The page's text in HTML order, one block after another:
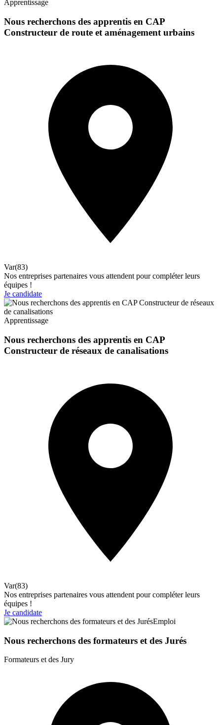
Apprentissage
Nous recherchons des apprentis en CAP
Constructeur de route et aménagement urbains
Var(83)
Nos entreprises partenaires vous attendent pour compléter leurs
équipes !
Je candidate
Apprentissage
Nous recherchons des apprentis en CAP
Constructeur de réseaux de canalisations
Var(83)
Nos entreprises partenaires vous attendent pour compléter leurs
équipes !
Je candidate
Emploi
Nous recherchons des formateurs et des Jurés
Formateurs et des Jury